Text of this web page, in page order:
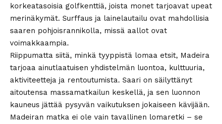
korkeatasoisia golfkenttiä, joista monet tarjoavat upeat
merinäkymät. Surffaus ja lainelautailu ovat mahdollisia
saaren pohjoisrannikolla, missä aallot ovat
voimakkaampia.
Riippumatta siitä, minkä tyyppistä lomaa etsit, Madeira
tarjoaa ainutlaatuisen yhdistelmän luontoa, kulttuuria,
aktiviteetteja ja rentoutumista. Saari on säilyttänyt
aitoutensa massamatkailun keskellä, ja sen luonnon
kauneus jättää pysyvän vaikutuksen jokaiseen kävijään.
Madeiran matka ei ole vain tavallinen lomaretki – se